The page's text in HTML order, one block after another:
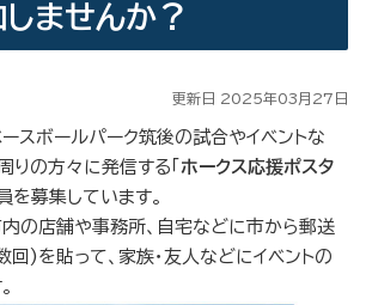
ませんか？
更新日 2025年03月27日
スボールパーク筑後の試合やイベントな
りの方々に発信する「 ホークス応援ポスタ
を募集しています。
の店舗や事務所、自宅などに市から郵送
)を貼って、家族・友人などにイベントの